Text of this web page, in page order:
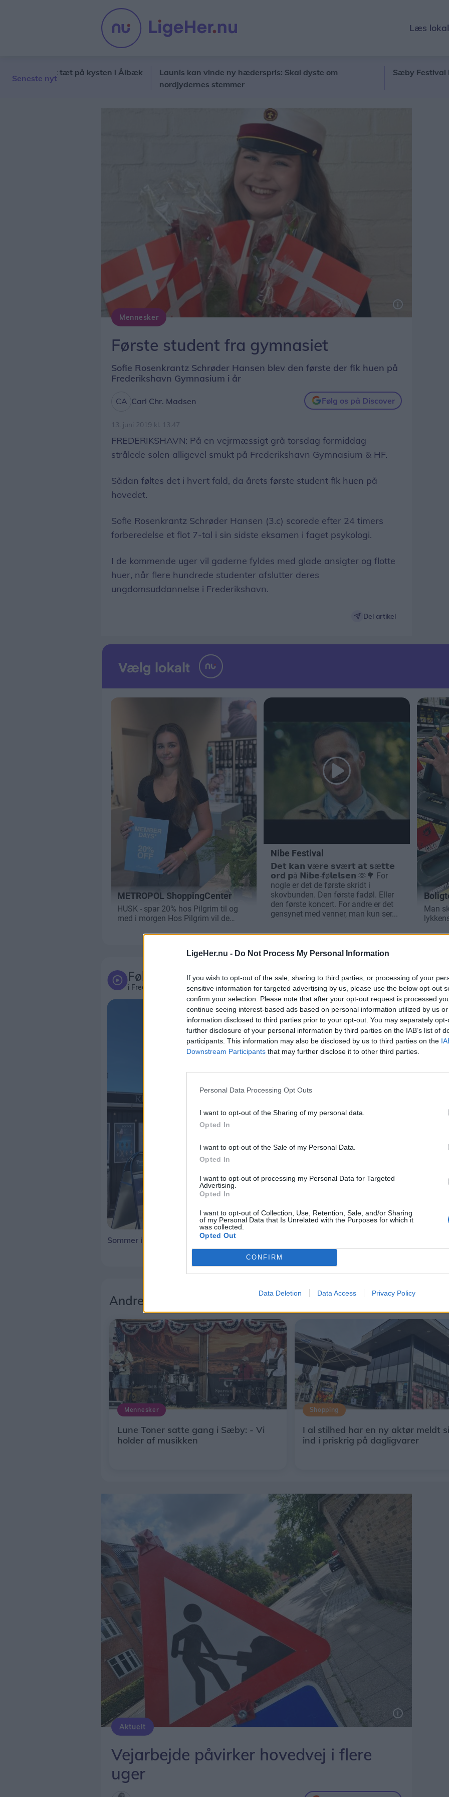
LigeHer.nu - Do Not Process My Personal Information
If you wish to opt-out of the sale, sharing to third parties, or processing of your
sensitive information for targeted advertising by us, please use the below opt-out
confirm your selection. Please note that after your opt-out request is processed
continue seeing interest-based ads based on personal information utilized by us
information disclosed to third parties prior to your opt-out. You may separately
further disclosure of your personal information by third parties on the IAB’s list of
participants. This information may also be disclosed by us to third parties on the
Downstream Participants that may further disclose it to other third parties.
Personal Data Processing Opt Outs
I want to opt-out of the Sharing of my personal data.
Opted In
I want to opt-out of the Sale of my Personal Data.
Opted In
I want to opt-out of processing my Personal Data for Targeted
Advertising.
Opted In
I want to opt-out of Collection, Use, Retention, Sale, and/or Sharing
of my Personal Data that Is Unrelated with the Purposes for which it
was collected.
Opted Out
CONFIRM
Data Deletion Data Access Privacy Policy
Læs
Seneste nyt
helt tæt på kysten i Ålbæk
Launis kan vinde ny hæderspris: Skal dyste om
nordjydernes stemmer
Sæby Festival
Mennesker
Første student fra gymnasiet
Sofie Rosenkrantz Schrøder Hansen blev den første der fik huen på
Frederikshavn Gymnasium i år
Carl Chr. Madsen Følg os på Discover
13. juni 2019 kl. 13.47
FREDERIKSHAVN: På en vejrmæssigt grå torsdag formiddag
strålede solen alligevel smukt på Frederikshavn Gymnasium & HF.
Sådan føltes det i hvert fald, da årets første student fik huen på
hovedet.
Sofie Rosenkrantz Schrøder Hansen (3.c) scorede efter 24 timers
forberedelse et flot 7-tal i sin sidste eksamen i faget psykologi.
I de kommende uger vil gaderne fyldes med glade ansigter og flotte
huer, når flere hundrede studenter afslutter deres
ungdomsuddannelse i Frederikshavn.
Del artikel
Følg med
i Frederikshavn og omegn
Sommer i Sæby
Frederikshavn White Hawks
miserabel sæson
Andre læser også
Mennesker
Lune Toner satte gang i Sæby: - Vi
holder af musikken
Shopping
I al stilhed har en ny aktør meldt
ind i priskrig på dagligvarer
Aktuelt
Vejarbejde påvirker hovedvej i flere
uger